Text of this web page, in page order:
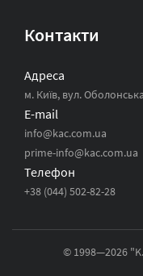
Контакти
Адреса
м. Київ, вул.
E-mail
info@kac.com.ua
prime-info@kac.com.ua
Телефон
+38 (044) 502-82-28
© 1998—2026